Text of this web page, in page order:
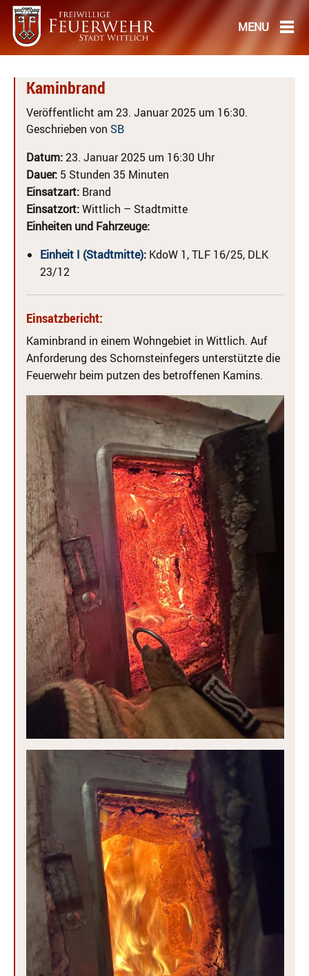
Kaminbrand
Veröffentlicht am 23. Januar 2025 um 16:30.
Geschrieben von SB
Datum:23. Januar 2025 um 16:30 Uhr
Dauer: 5 Stunden 35 Minuten
Einsatzart: Brand
Einsatzort:Wittlich – Stadtmitte
Einheiten und Fahrzeuge:
Einheit I (Stadtmitte): KdoW 1, TLF 16/25, DLK
23/12
Einsatzbericht:
Kaminbrand in einem Wohngebiet in Wittlich. Auf
Anforderung des Schornsteinfegers unterstützte die
Feuerwehr beim putzen des betroffenen Kamins.